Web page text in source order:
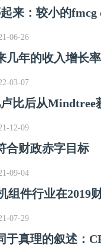
来：较小的fmcg
06-26
几年的收入增长
03-07
比后从Mindtree
12-09
合财政赤字目标
09-04
组件行业在2019
07-29
于真理的叙述：